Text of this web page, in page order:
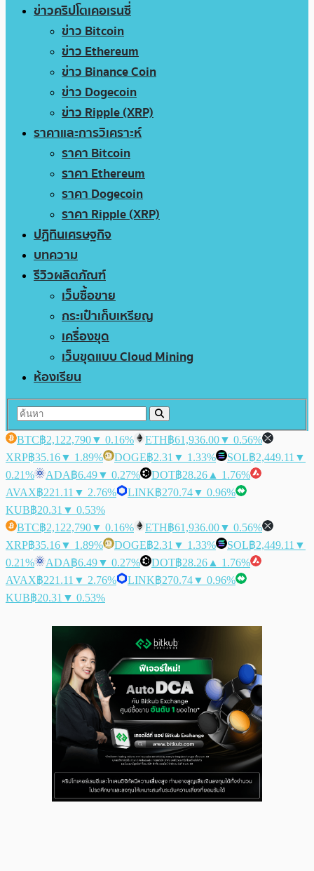
ข่าวคริปโตเคอเรนซี่
ข่าว Bitcoin
ข่าว Ethereum
ข่าว Binance Coin
ข่าว Dogecoin
ข่าว Ripple (XRP)
ราคาและการวิเคราะห์
ราคา Bitcoin
ราคา Ethereum
ราคา Dogecoin
ราคา Ripple (XRP)
ปฏิทินเศรษฐกิจ
บทความ
รีวิวผลิตภัณฑ์
เว็บซื้อขาย
กระเป๋าเก็บเหรียญ
เครื่องขุด
เว็บขุดแบบ Cloud Mining
ห้องเรียน
BTC฿2,122,790▼ 0.16% ETH฿61,936.00▼ 0.56%
XRP฿35.16▼ 1.89% DOGE฿2.31 ▼ 1.33% SOL฿2,449.11 ▼
0.21%
ADA฿6.49▼ 0.27% DOT฿28.26 ▲ 1.76%
AVAX฿221.11 ▼ 2.76% LINK฿270.74▼ 0.96%
KUB฿20.31 ▼ 0.53%
BTC฿2,122,790▼ 0.16% ETH฿61,936.00▼ 0.56%
XRP฿35.16▼ 1.89% DOGE฿2.31 ▼ 1.33% SOL฿2,449.11 ▼
0.21%
ADA฿6.49▼ 0.27% DOT฿28.26 ▲ 1.76%
AVAX฿221.11 ▼ 2.76% LINK฿270.74▼ 0.96%
KUB฿20.31 ▼ 0.53%